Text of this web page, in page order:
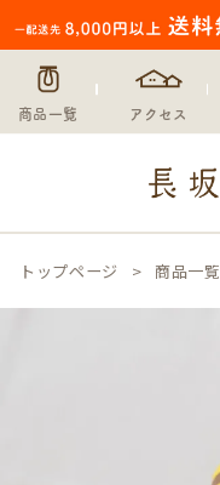
商品一覧 アクセス
トップページ 商品一覧